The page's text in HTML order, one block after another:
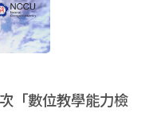
）！
「數位教學能力檢